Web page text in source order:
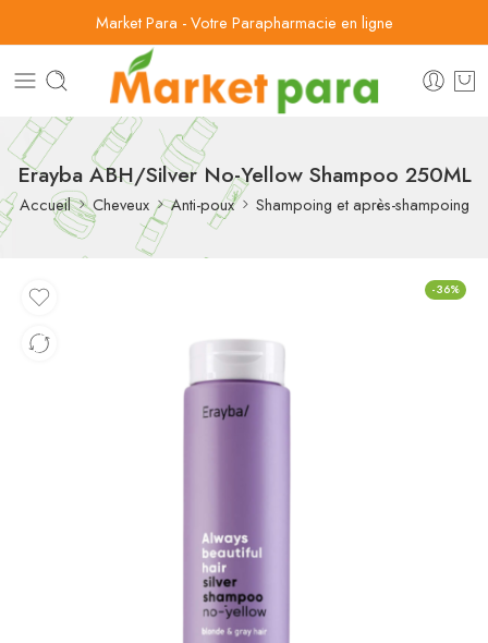
Market Para - Votre Parapharmacie en ligne
Erayba ABH/Silver No-Yellow Shampoo 250ML
Accueil Cheveux Anti-poux Shampoing et après-shampoing
-36%